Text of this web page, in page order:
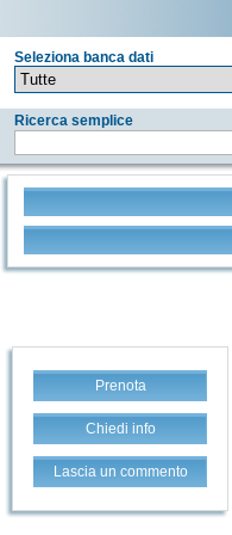
Seleziona banca dati
Ricerca semplice
Prenota
Chiedi info
Lascia un commento